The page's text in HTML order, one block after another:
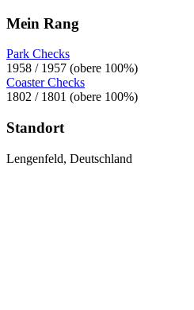
Mein Rang
Park Checks
1958 / 1957 (obere 100%)
Coaster Checks
1802 / 1801 (obere 100%)
Standort
Lengenfeld, Deutschland